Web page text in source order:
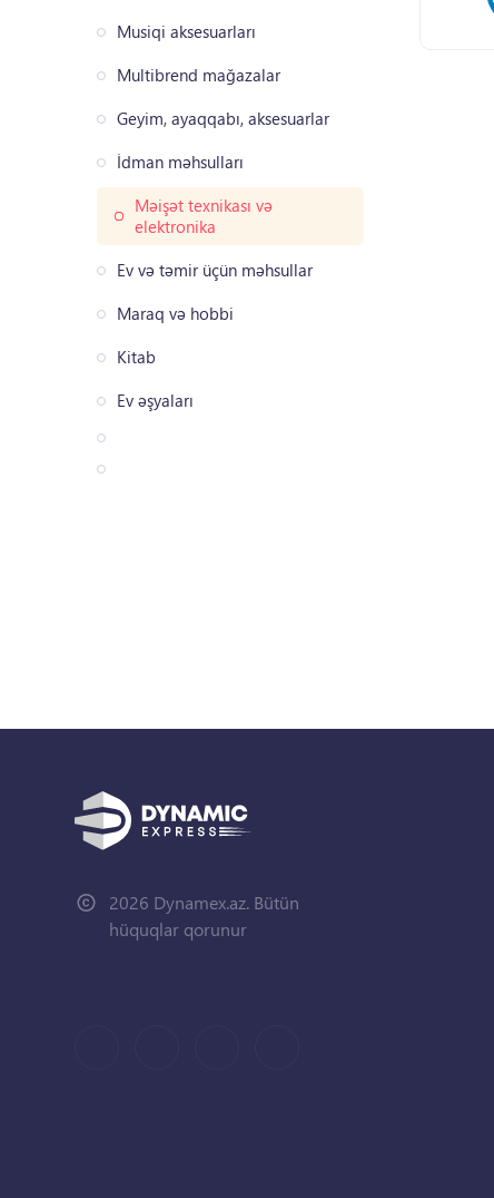
Musiqi aksesuarları
Multibrend mağazalar
Geyim, ayaqqabı, aksesuarlar
İdman məhsulları
Məişət texnikası və
elektronika
Ev və təmir üçün məhsullar
Maraq və hobbi
Kitab
Ev əşyaları
2026 Dynamex.az. Bütün
hüquqlar qorunur